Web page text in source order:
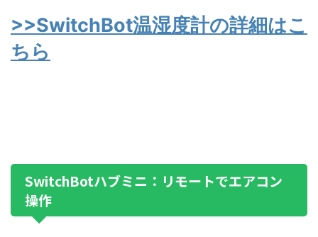
>>SwitchBot温湿度計の詳細はこ
ちら
SwitchBotハブミニ：リモートでエアコン
操作